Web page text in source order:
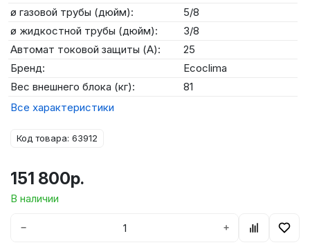
ø газовой трубы (дюйм):
5/8
ø жидкостной трубы (дюйм):
3/8
Автомат токовой защиты (А):
25
Бренд:
Ecoclima
Вес внешнего блока (кг):
81
Все характеристики
Код товара: 63912
151 800р.
В наличии
− +